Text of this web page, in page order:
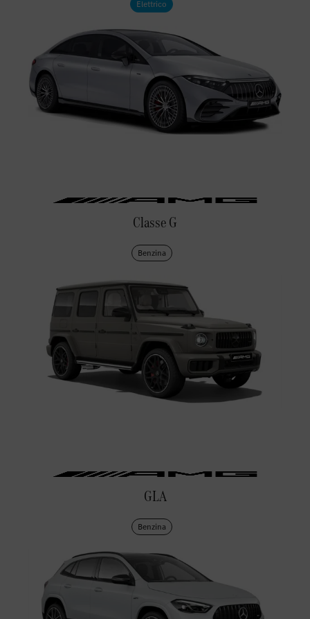
Elettrico
Classe G
Benzina
GLA
Benzina